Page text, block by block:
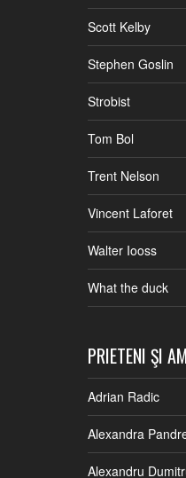
Scott Kelby
Stephen Goslin
Strobist
Tom Bol
Trent Nelson
Vincent Laforet
Walter Iooss
What the duck
PRIETENI ŞI
Adrian Radic
Alexandra
Alexandru